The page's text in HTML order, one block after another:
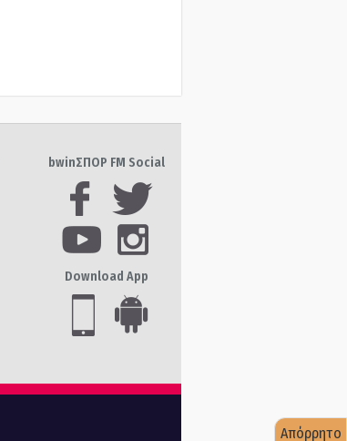
bwinΣΠΟΡ FM Social
Download App
Απόρρητο